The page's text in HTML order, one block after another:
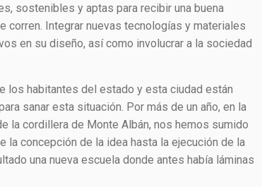
sostenibles y aptas para recibir una buena
corren. Integrar nuevas tecnologías y materiales
en su diseño, así como involucrar a la sociedad
los habitantes del estado y esta ciudad están
sanar esta situación. Por más de un año, en la
la cordillera de Monte Albán, nos hemos sumido
la concepción de la idea hasta la ejecución de la
una nueva escuela donde antes había láminas